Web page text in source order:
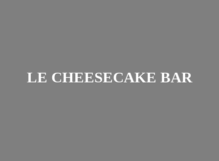
LE CHEESECAKE BAR